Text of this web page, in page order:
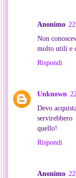
Anonimo
Non
molto utili e
Rispondi
Unknown
Devo
quello!
Rispondi
Anonimo